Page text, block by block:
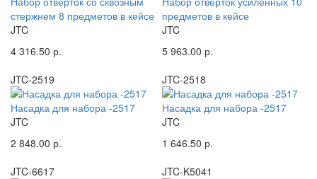
стержнем 8 предметов в кейсе
JTC
4 316.50 р.
предметов в кейсе
JTC
5 963.00 р.
JTC-2519
Насадка для набора -2517
JTC
2 848.00 р.
JTC-2518
Насадка для набора -2517
JTC
1 646.50 р.
JTC-6617
JTC-K5041